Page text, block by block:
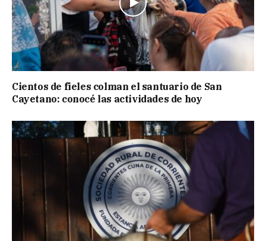
Cientos de fieles colman el santuario de San
Cayetano: conocé las actividades de hoy